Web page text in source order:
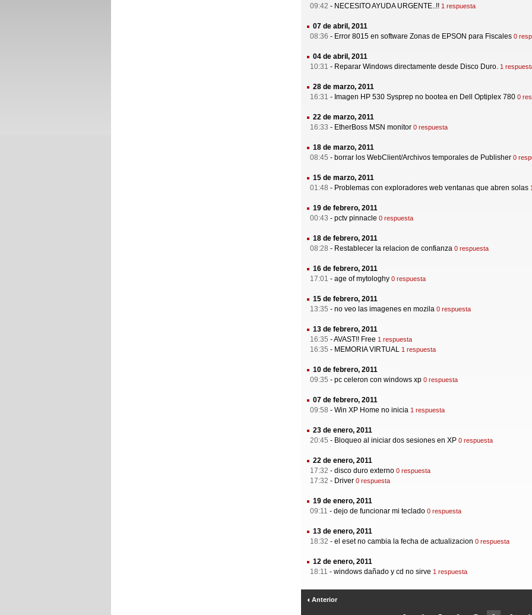
09:42 - NECESITO AYUDA URGENTE..!! 1 respuesta
07 de abril, 2011
08:36 - Error 8015 en software Zonas de EPSON para Fiscales 0
04 de abril, 2011
10:31 - Reparar Windows directamente desde Disco Duro. 1
28 de marzo, 2011
16:31 - Imagen HP 530 Sysprep no bootea en Dell Optiplex 780 0
22 de marzo, 2011
16:33 - EtherBoss MSN monitor 0 respuesta
18 de marzo, 2011
08:45 - borrar los WebClient/Archivos temporales de Publisher 0
15 de marzo, 2011
01:48 - Problemas con exploradores web ventanas que abren solas
19 de febrero, 2011
00:43 - pctv pinnacle 0 respuesta
18 de febrero, 2011
08:28 - Restablecer la relacion de confianza 0 respuesta
16 de febrero, 2011
17:01 - age of mytologhy 0 respuesta
15 de febrero, 2011
13:35 - no veo las imagenes en mozila 0 respuesta
13 de febrero, 2011
16:35 -AVAST!! Free 1 respuesta
16:35 - MEMORIA VIRTUAL 1 respuesta
10 de febrero, 2011
09:35 - pc celeron con windows xp 0 respuesta
07 de febrero, 2011
09:58 - Win XP Home no inicia 1 respuesta
23 de enero, 2011
20:45 - Bloqueo al iniciar dos sesiones en XP 0 respuesta
22 de enero, 2011
17:32 - disco duro externo 0 respuesta
17:32 - Driver 0 respuesta
19 de enero, 2011
09:11 - dejo de funcionar mi teclado 0 respuesta
13 de enero, 2011
18:32 - el eset no cambia la fecha de actualizacion 0 respuesta
12 de enero, 2011
18:11 - windows dañado y cd no sirve 1 respuesta
Anterior